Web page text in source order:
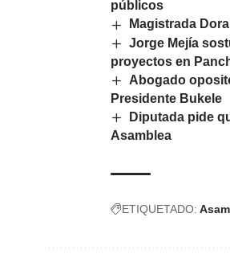
públicos
Magistrada
Jorge Mejía
proyectos en
Abogado
Presidente Bukele
Diputada pide
Asamblea
ETIQUETADO: